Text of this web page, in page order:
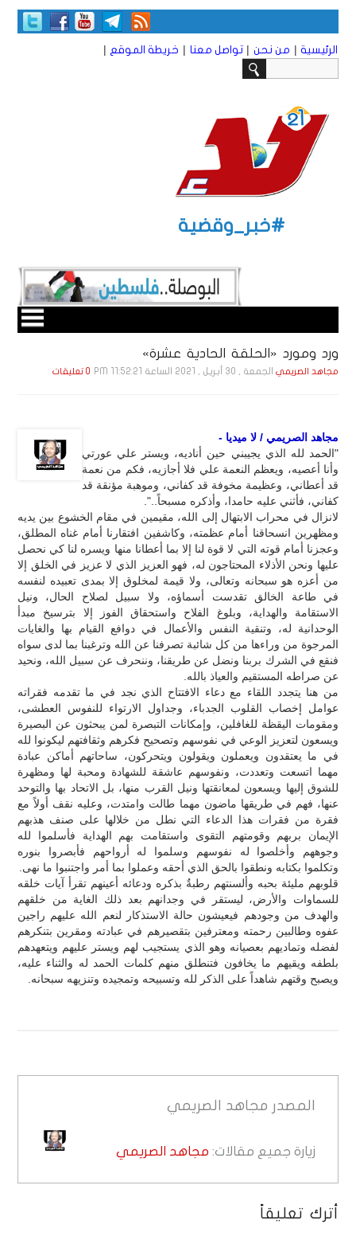
الرئيسية | من نحن | تواصل معنا | خريطة الموقع |
#خبر_وقضية
ورد ومورد «الحلقة الحادية عشرة»
مجاهد الصريمي الجمعة , 30 أبـريـل , 2021 الساعة 11:52:21 PM 0 تعليقات
مجاهد الصريمي / لا ميديا -
"الحمد لله الذي يجيبني حين أناديه، ويستر علي عورتي
وأنا أعصيه، ويعظم النعمة علي فلا أجازيه، فكم من نعمة
قد أعطاني، وعظيمة مخوفة قد كفاني، وموهبة مؤنقة قد
كفاني، فأثني عليه حامدا، وأذكره مسبحاً..".
لانزال في محراب الابتهال إلى الله، مقيمين في مقام الخشوع بين يديه
ومظهرين انسحاقنا أمام عظمته، وكاشفين افتقارنا أمام غناه المطلق،
وعجزنا أمام قوته التي لا قوة لنا إلا بما أعطانا منها ويسره لنا كي نحصل
عليها ونحن الأذلاء المحتاجون له، فهو العزيز الذي لا عزيز في الخلق إلا
من أعزه هو سبحانه وتعالى، ولا قيمة لمخلوق إلا بمدى تعبيده لنفسه
في طاعة الخالق تقدست أسماؤه، ولا سبيل لصلاح الحال، ونيل
الاستقامة والهداية، وبلوغ الفلاح واستحقاق الفوز إلا بترسيخ مبدأ
الوحدانية له، وتنقية النفس والأعمال في دوافع القيام بها والغايات
المرجوة من وراءها من كل شائبة تصرفنا عن الله وترغبنا بما لدى سواه
فنقع في الشرك بربنا ونضل عن طريقنا، وننحرف عن سبيل الله، ونحيد
عن صراطه المستقيم والعياذ بالله.
من هنا يتجدد اللقاء مع دعاء الافتتاح الذي نجد في ما تقدمه فقراته
عوامل إخصاب القلوب الجدباء، وجداول الارتواء للنفوس العطشى،
ومقومات اليقظة للغافلين، وإمكانات التبصرة لمن يبحثون عن البصيرة
ويسعون لتعزيز الوعي في نفوسهم وتصحيح فكرهم وثقافتهم ليكونوا لله
في ما يعتقدون ويعملون ويقولون ويتحركون، ساحاتهم أماكن عبادة
مهما اتسعت وتعددت، ونفوسهم عاشقة للشهادة ومحبة لها ومظهرة
للشوق إليها ويسعون لمعانقتها ونيل القرب منها، بل الاتحاد بها والتوحد
عنها، فهم في طريقها ماضون مهما طالت وامتدت، وعليه نقف أولاً مع
فقرة من فقرات هذا الدعاء التي نطل من خلالها على صنف هذبهم
الإيمان بربهم وقومتهم التقوى واستقامت بهم الهداية فأسلموا لله
وجوههم وأخلصوا له نفوسهم وسلموا له أرواحهم فأبصروا بنوره
وتكلموا بكتابه ونطقوا بالحق الذي أحقه وعملوا بما أمر واجتنبوا ما نهى.
قلوبهم مليئة بحبه وألسنتهم رطبةٌ بذكره ودعائه أعينهم تقرأ آيات خلقه
للسماوات والأرض، ليستقر في وجدانهم بعد ذلك الغاية من خلقهم
والهدف من وجودهم فيعيشون حالة الاستذكار لنعم الله عليهم راجين
عفوه وطالبين رحمته ومعترفين بتقصيرهم في عبادته ومقرين بتنكرهم
لفضله وتماديهم بعصيانه وهو الذي يستجيب لهم ويستر عليهم ويتعهدهم
بلطفه ويقيهم ما يخافون فتنطلق منهم كلمات الحمد له والثناء عليه،
ويصبح وقتهم شاهداً على الذكر لله وتسبيحه وتمجيده وتنزيهه سبحانه.
المصدر مجاهد الصريمي
زيارة جميع مقالات: مجاهد الصريمي
أترك تعليقاً